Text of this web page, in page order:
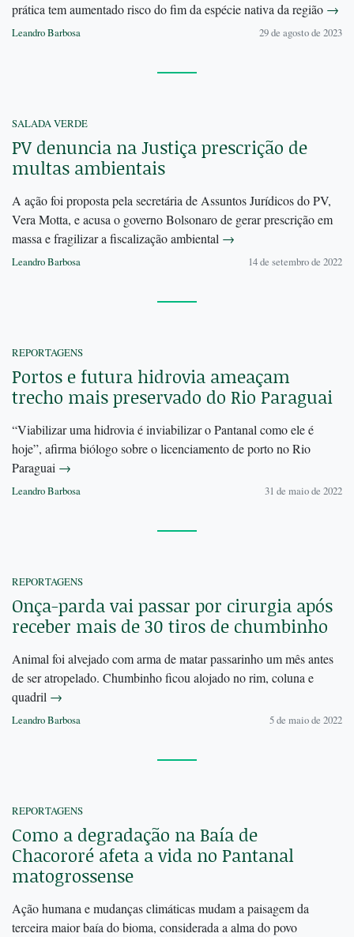
prática tem aumentado risco do fim da espécie nativa da região →
Leandro Barbosa 29 de agosto de 2023
SALADA VERDE
PV denuncia na Justiça prescrição de
multas ambientais
A ação foi proposta pela secretária de Assuntos Jurídicos do PV,
Vera Motta, e acusa o governo Bolsonaro de gerar prescrição em
massa e fragilizar a fiscalização ambiental →
Leandro Barbosa 14 de setembro de 2022
REPORTAGENS
Portos e futura hidrovia ameaçam
trecho mais preservado do Rio Paraguai
“Viabilizar uma hidrovia é inviabilizar o Pantanal como ele é
hoje”, afirma biólogo sobre o licenciamento de porto no Rio
Paraguai →
Leandro Barbosa 31 de maio de 2022
REPORTAGENS
Onça-parda vai passar por cirurgia após
receber mais de 30 tiros de chumbinho
Animal foi alvejado com arma de matar passarinho um mês antes
de ser atropelado. Chumbinho ficou alojado no rim, coluna e
quadril →
Leandro Barbosa 5 de maio de 2022
REPORTAGENS
Como a degradação na Baía de
Chacororé afeta a vida no Pantanal
matogrossense
Ação humana e mudanças climáticas mudam a paisagem da
terceira maior baía do bioma, considerada a alma do povo